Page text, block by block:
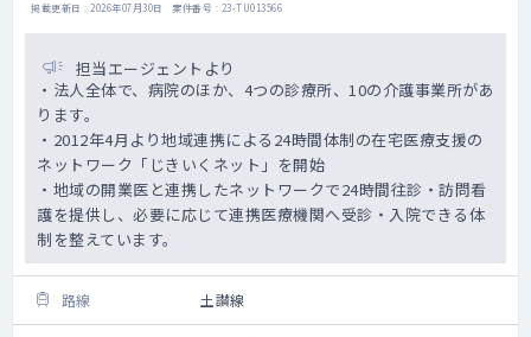
掲載更新日 : 2026年07月30日 案件番号 : 23-TU013566
担当エージェントより
・法人全体で、病院のほか、4つの診療所、10の介護事業所があ
ります。
・2012年4月より地域連携による24時間体制の在宅医療支援の
ネットワーク「じきいくネット」を開始
・地域の開業医と連携したネットワークで24時間往診・訪問看
護を提供し、必要に応じて連携医療機関へ受診・入院できる体
制を整えています。
路線 土讃線